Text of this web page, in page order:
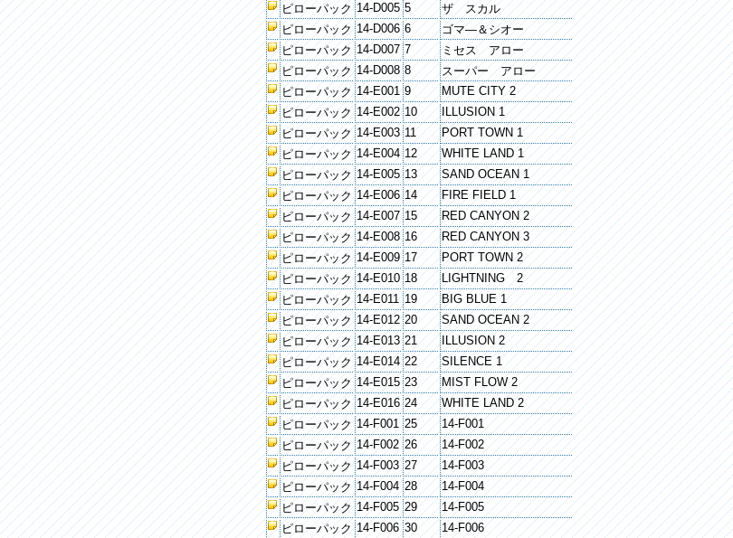
ピローパック 14-D005 5
ザ スカル
ピローパック 14-D006 6
ゴマ―＆シオー
ピローパック 14-D007 7
ミセス アロー
ピローパック 14-D008 8
スーパー アロー
ピローパック 14-E001 9
MUTE CITY 2
ピローパック 14-E002 10
ILLUSION 1
ピローパック 14-E003 11
PORT TOWN 1
ピローパック 14-E004 12
WHITE LAND 1
ピローパック 14-E005 13
SAND OCEAN 1
ピローパック 14-E006 14
FIRE FIELD 1
ピローパック 14-E007 15
RED CANYON 2
ピローパック 14-E008 16
RED CANYON 3
ピローパック 14-E009 17
PORT TOWN 2
ピローパック 14-E010 18
LIGHTNING 2
ピローパック 14-E011 19
BIG BLUE 1
ピローパック 14-E012 20
SAND OCEAN 2
ピローパック 14-E013 21
ILLUSION 2
ピローパック 14-E014 22
SILENCE 1
ピローパック 14-E015 23
MIST FLOW 2
ピローパック 14-E016 24
WHITE LAND 2
ピローパック 14-F001 25
14-F001
ピローパック 14-F002 26
14-F002
ピローパック 14-F003 27
14-F003
ピローパック 14-F004 28
14-F004
ピローパック 14-F005 29
14-F005
ピローパック 14-F006 30 14-F006